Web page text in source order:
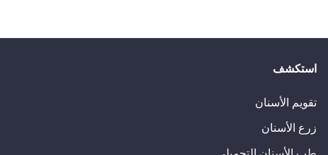
استكشف
تقويم الأسنان
زرع الأسنان